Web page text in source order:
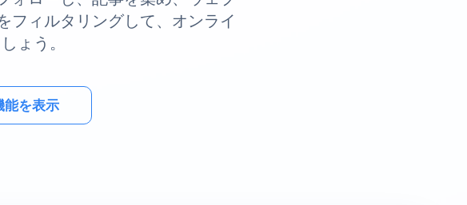
フィルタリングして、オンライ
ょう。
能を表示